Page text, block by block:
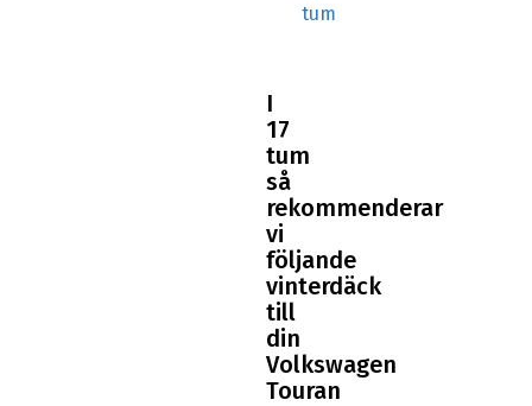
tum
I
17
tum
så
rekommenderar
vi
följande
vinterdäck
till
din
Volkswagen
Touran